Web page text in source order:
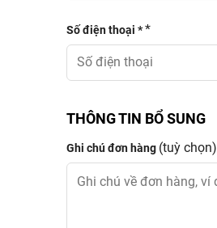
Số điện thoại **
THÔNG TIN BỔ SUNG
Ghi chú đơn hàng (tuỳ chọn)